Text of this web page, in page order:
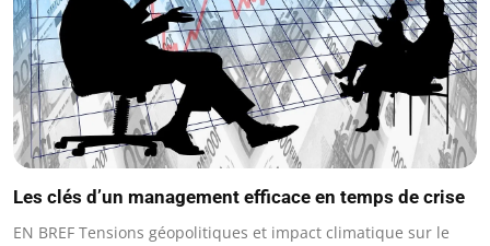
Les clés d’un management efficace en temps de crise
EN BREF Tensions géopolitiques et impact climatique sur le